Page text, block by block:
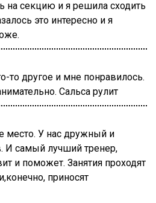
на секцию и я решила сходить
это интересно и я
то другое и мне понравилось.
Сальса рулит
место. У нас дружный и
И самый лучший тренер,
и поможет. Занятия проходят
приносят